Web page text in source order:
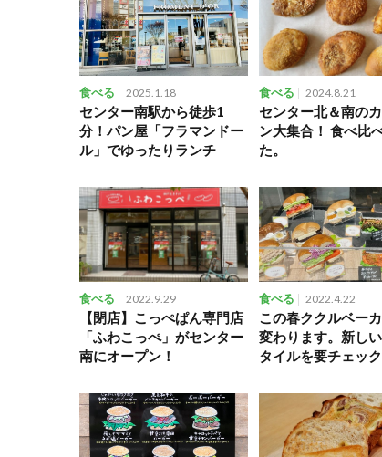
食べる 2025.1.18
センター南駅から徒歩1
分！パン屋「フラマンドー
ル」でゆったりランチ
食べる 2024.8.21
センター北＆南の
ン大集合！ 食べ比
た。
食べる 2022.9.29
【閉店】こっぺぱん専門店
「ふわこっぺ」がセンター
南にオープン！
食べる 2022.4.22
この春ククルベー
変わります。新し
タイルを要チェック